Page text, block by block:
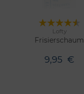
Merken
Lofty
Frisierschaum
9,95 €